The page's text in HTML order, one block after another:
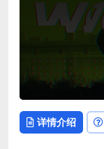
详情介绍